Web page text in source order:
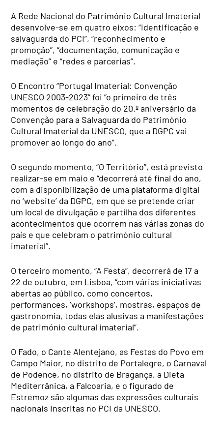
A Rede Nacional do Património Cultural Imaterial
desenvolve-se em quatro eixos: “identificação e
salvaguarda do PCI”, “reconhecimento e
promoção”, “documentação, comunicação e
mediação” e “redes e parcerias”.
O Encontro “Portugal Imaterial: Convenção
UNESCO 2003-2023” foi “o primeiro de três
momentos de celebração do 20.º aniversário da
Convenção para a Salvaguarda do Património
Cultural Imaterial da UNESCO, que a DGPC vai
promover ao longo do ano”.
O segundo momento, “O Território”, está previsto
realizar-se em maio e “decorrerá até final do ano,
com a disponibilização de uma plataforma digital
no ‘website’ da DGPC, em que se pretende criar
um local de divulgação e partilha dos diferentes
acontecimentos que ocorrem nas várias zonas do
país e que celebram o património cultural
imaterial”.
O terceiro momento, “A Festa”, decorrerá de 17 a
22 de outubro, em Lisboa, “com várias iniciativas
abertas ao público, como concertos,
performances, ’workshops’, mostras, espaços de
gastronomia, todas elas alusivas a manifestações
de património cultural imaterial”.
O Fado, o Cante Alentejano, as Festas do Povo em
Campo Maior, no distrito de Portalegre, o Carnaval
de Podence, no distrito de Bragança, a Dieta
Mediterrânica, a Falcoaria, e o figurado de
Estremoz são algumas das expressões culturais
nacionais inscritas no PCI da UNESCO.